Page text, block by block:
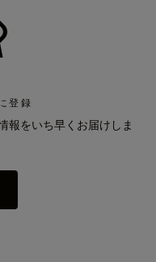
登録
報をいち早くお届けしま